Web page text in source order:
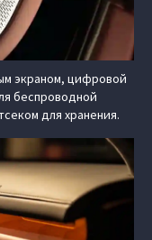
экраном, цифровой
беспроводной
для хранения.